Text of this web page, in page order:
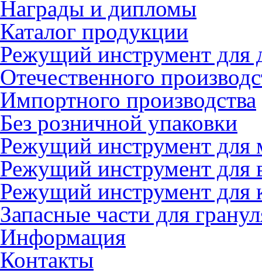
Награды и дипломы
Каталог продукции
Режущий инструмент для
Отечественного
Импортного производства
Без розничной упаковки
Режущий инструмент для
Режущий инструмент для
Режущий инструмент для
Запасные части для
Информация
Контакты